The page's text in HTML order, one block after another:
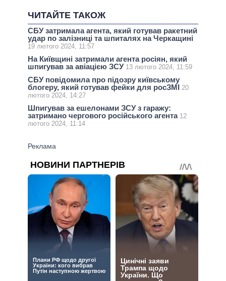
ЧИТАЙТЕ ТАКОЖ
СБУ затримала агента, який готував ракетний
удар по залізниці та шпиталях на Черкащині
19 лютого 2024, 11:57
На Київщині затримали агента росіян, який
шпигував за авіацією ЗСУ 13 лютого 2024, 11:59
СБУ повідомила про підозру київському
блогеру, який готував фейки для росЗМІ 20
лютого 2024, 14:27
Шпигував за ешелонами ЗСУ з гаражу:
затримано чергового російського агента 12
лютого 2024, 11:14